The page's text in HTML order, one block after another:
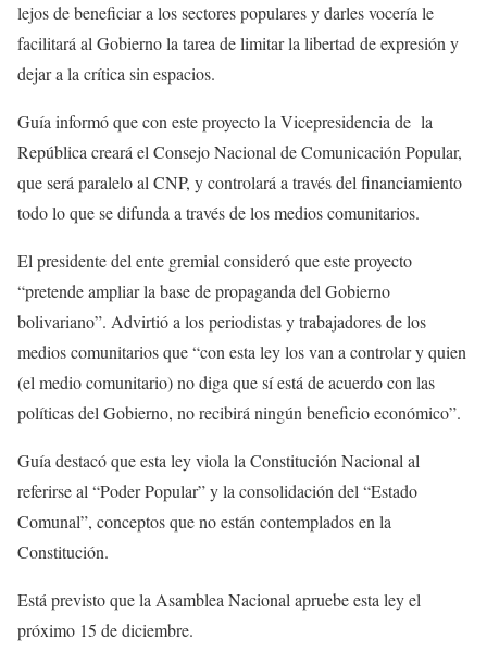
lejos de beneficiar a los sectores populares y darles vocería le
facilitará al Gobierno la tarea de limitar la libertad de expresión y
dejar a la crítica sin espacios.
Guía informó que con este proyecto la Vicepresidencia de la
República creará el Consejo Nacional de Comunicación Popular,
que será paralelo al CNP, y controlará a través del financiamiento
todo lo que se difunda a través de los medios comunitarios.
El presidente del ente gremial consideró que este proyecto
“pretende ampliar la base de propaganda del Gobierno
bolivariano”. Advirtió a los periodistas y trabajadores de los
medios comunitarios que “con esta ley los van a controlar y quien
(el medio comunitario) no diga que sí está de acuerdo con las
políticas del Gobierno, no recibirá ningún beneficio económico”.
Guía destacó que esta ley viola la Constitución Nacional al
referirse al “Poder Popular” y la consolidación del “Estado
Comunal”, conceptos que no están contemplados en la
Constitución.
Está previsto que la Asamblea Nacional apruebe esta ley el
próximo 15 de diciembre.